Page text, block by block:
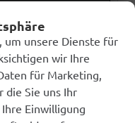
um unsere Dienste für
wir Ihre
für Marketing,
die Sie uns Ihr
Einwilligung